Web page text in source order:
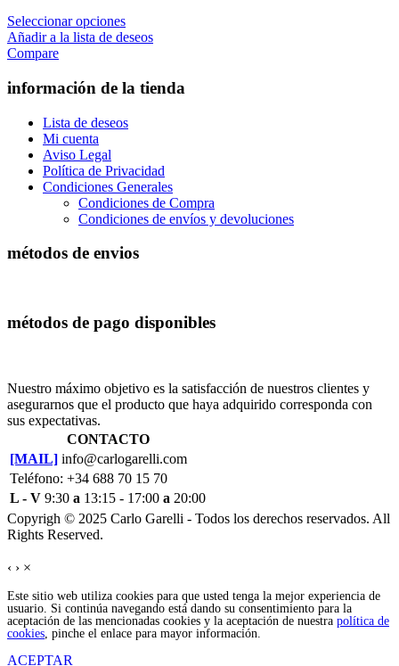
Seleccionar opciones
Añadir a la lista de deseos
Compare
información de la tienda
Lista de deseos
Mi cuenta
Aviso Legal
Política de Privacidad
Condiciones Generales
Condiciones de Compra
Condiciones de envíos y devoluciones
métodos de envios
métodos de pago disponibles
Nuestro máximo objetivo es la satisfacción de nuestros clientes y
asegurarnos que el producto que haya adquirido corresponda con
sus expectativas.
CONTACTO
[MAIL] info@carlogarelli.com
Teléfono: +34 688 70 15 70
L - V 9:30 a 13:15 - 17:00 a 20:00
Copyrigh © 2025 Carlo Garelli - Todos los derechos reservados. All
Rights Reserved.
‹ › ×
Este sitio web utiliza cookies para que usted tenga la mejor experiencia de
usuario. Si continúa navegando está dando su consentimiento para la
aceptación de las mencionadas cookies y la aceptación de nuestra política de
cookies, pinche el enlace para mayor información.
ACEPTAR